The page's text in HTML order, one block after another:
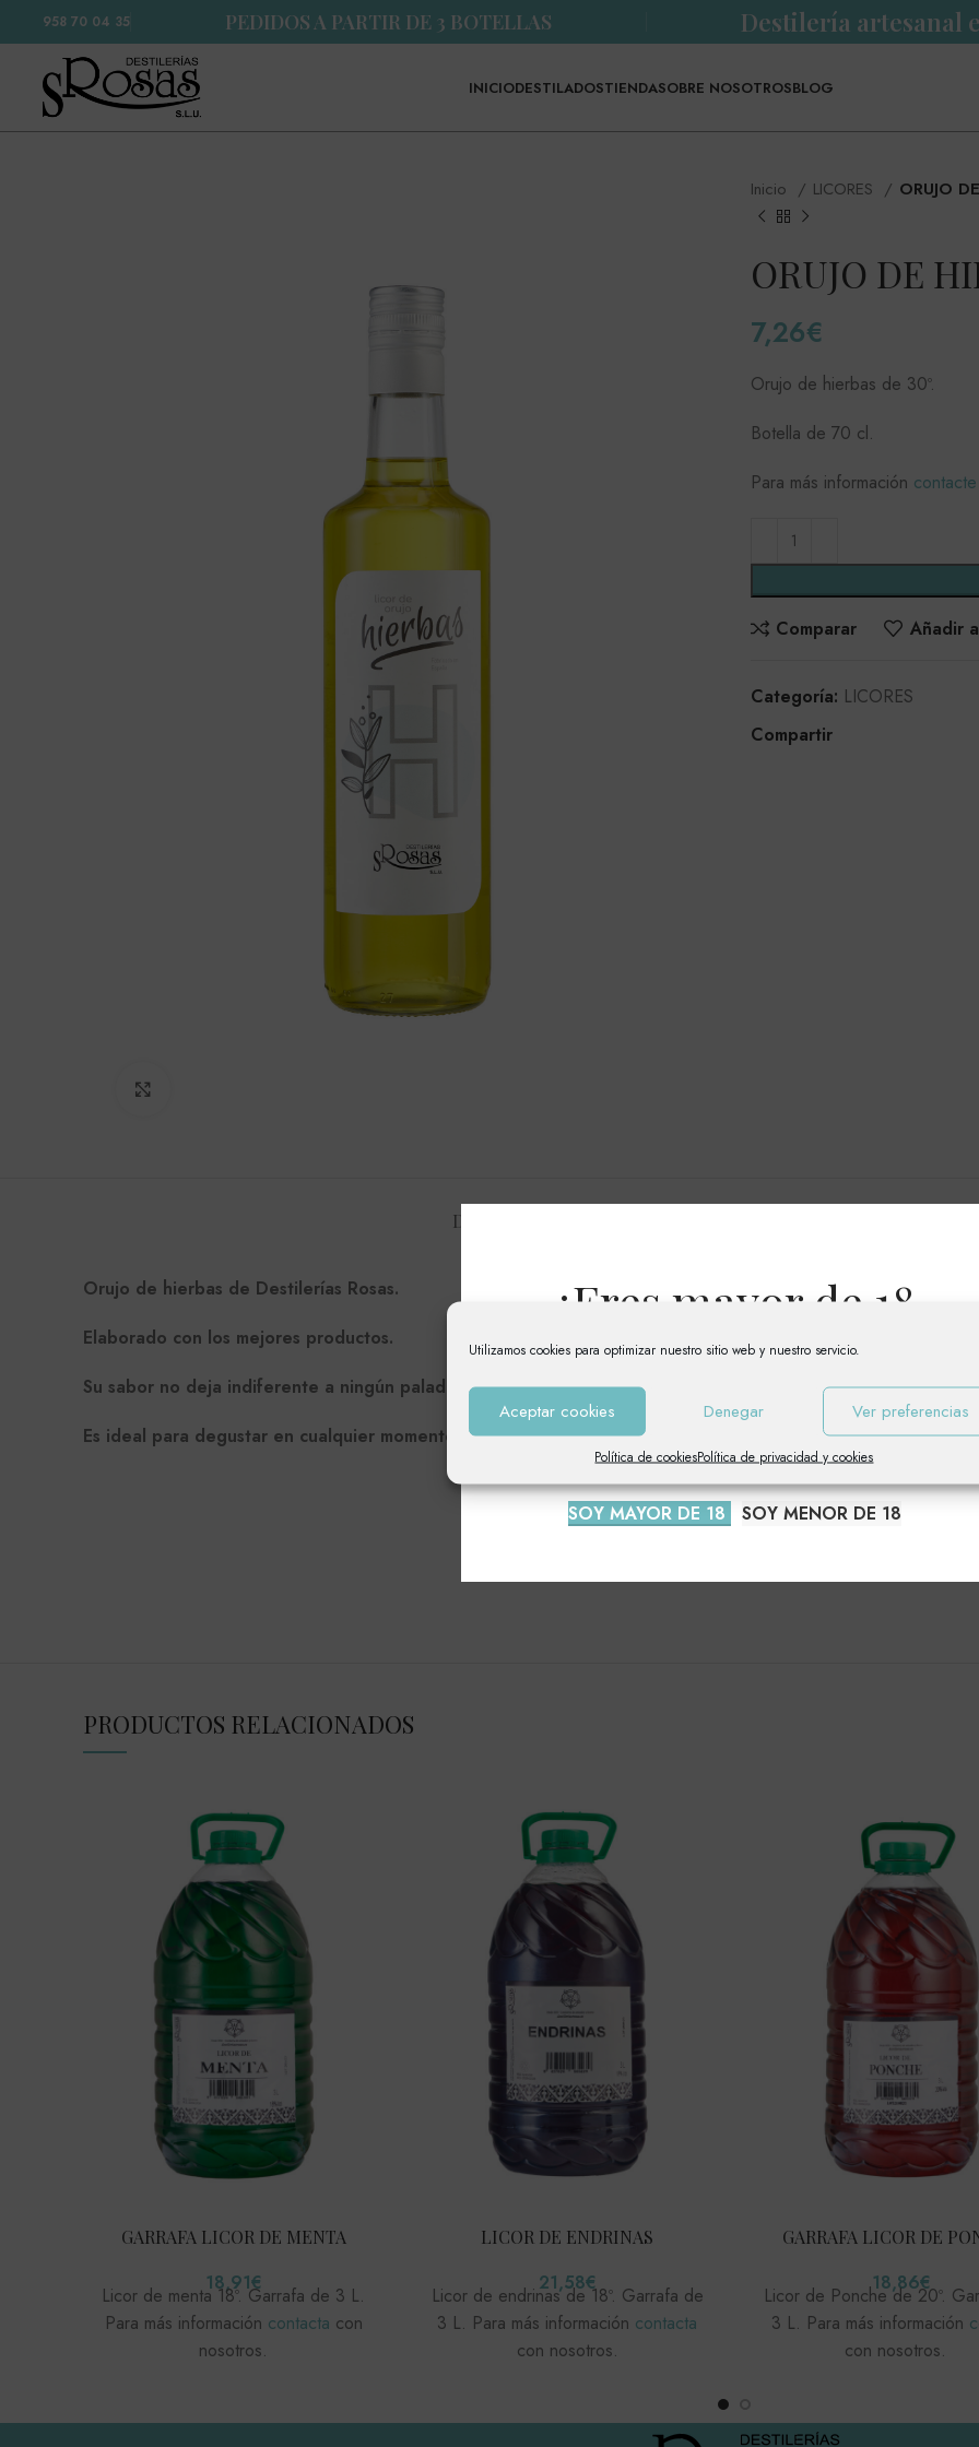
¿Eres mayor de 18
años?
El acceso a esta web está reservado para mayores de
edad.
SOY MAYOR DE 18 SOY MENOR DE 18
Utilizamos cookies para optimizar nuestro sitio web y nuestro servicio.
Aceptar cookies Denegar Ver preferencias
Política de cookiesPolítica de privacidad y cookies
958 70 04 35 PEDIDOS A PARTIR DE 3 BOTELLAS Destilería artesanal
INICIODESTILADOSTIENDASOBRE NOSOTROSBLOG
Inicio LICORES ORUJO
ORUJO DE
7,26€
Orujo de hierbas de 30º.
Botella de 70 cl.
Para más información contacte
Comparar Añadir
Categoría: LICORES
Compartir
DESCRIPCIÓN
Orujo de hierbas de Destilerías Rosas.
Elaborado con los mejores productos.
Su sabor no deja indiferente a ningún paladar
Es ideal para degustar en cualquier momento.
PRODUCTOS RELACIONADOS
GARRAFA LICOR DE MENTA
18,91€
Licor de menta 18º. Garrafa de 3 L.
Para más información contacta con
nosotros.
LICOR DE ENDRINAS
21,58€
Licor de endrinas de 18º. Garrafa de
3 L. Para más información contacta
con nosotros.
GARRAFA LICOR DE
18,86€
Licor de Ponche de 20º.
3 L. Para más información
con nosotros.